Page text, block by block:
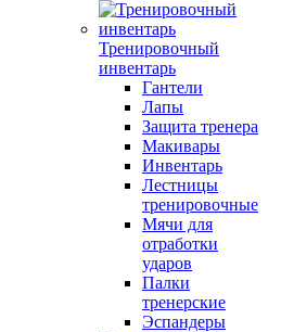
Тренировочный
инвентарь
Гантели
Лапы
Защита тренера
Макивары
Инвентарь
Лестницы
тренировочные
Мячи для
отработки
ударов
Палки
тренерские
Эспандеры